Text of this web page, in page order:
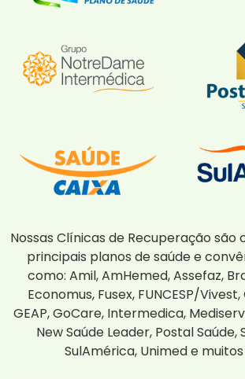
Nossas Clínicas de Recuperação são
principais planos de saúde e
como: Amil, AmHemed, Assefaz,
Economus, Fusex, FUNCESP/
GEAP, GoCare, Intermedica,
New Saúde Leader, Postal Saúde,
SulAmérica, Unimed e